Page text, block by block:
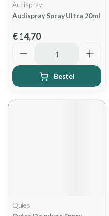
Audispray
Audispray Spray Ultra 20ml
€ 14,70
Bestel
Quies